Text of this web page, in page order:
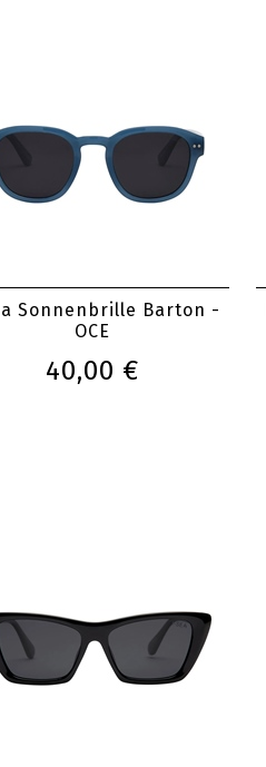
Sonnenbrille Barton -
OCE
40,00 €